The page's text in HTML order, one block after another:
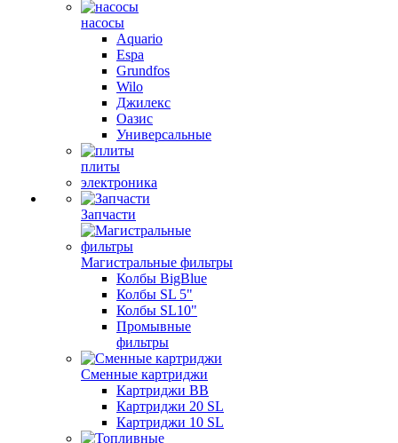
насосы
Aquario
Espa
Grundfos
Wilo
Джилекс
Оазис
Универсальные
плиты
электроника
Запчасти
Магистральные фильтры
Колбы BigBlue
Колбы SL 5"
Колбы SL10"
Промывные
фильтры
Сменные картриджи
Картриджи BB
Картриджи 20 SL
Картриджи 10 SL